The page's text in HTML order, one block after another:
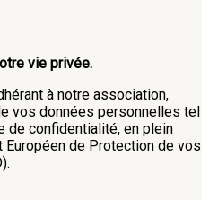
vie privée.
à notre association,
vos données personnelles tel
de confidentialité, en plein
de Protection de vos